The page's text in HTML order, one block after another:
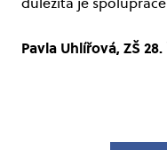
Pavla Uhlířová, ZŠ